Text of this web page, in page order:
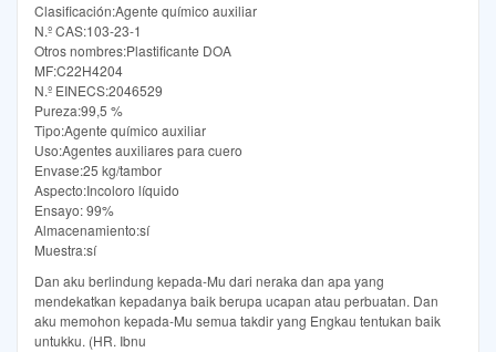
Clasificación:Agente químico auxiliar
N.º CAS:103-23-1
Otros nombres:Plastificante DOA
MF:C22H4204
N.º EINECS:2046529
Pureza:99,5 %
Tipo:Agente químico auxiliar
Uso:Agentes auxiliares para cuero
Envase:25 kg/tambor
Aspecto:Incoloro líquido
Ensayo: 99%
Almacenamiento:sí
Muestra:sí
Dan aku berlindung kepada-Mu dari neraka dan apa yang
mendekatkan kepadanya baik berupa ucapan atau perbuatan. Dan
aku memohon kepada-Mu semua takdir yang Engkau tentukan baik
untukku. (HR. Ibnu